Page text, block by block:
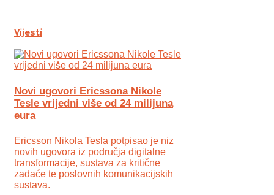
Vijesti
Novi ugovori Ericssona Nikole
Tesle vrijedni više od 24 milijuna
eura
Ericsson Nikola Tesla potpisao je niz
novih ugovora iz područja digitalne
transformacije, sustava za kritične
zadaće te poslovnih komunikacijskih
sustava.